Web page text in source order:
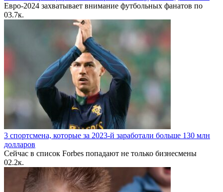
Евро-2024 захватывает внимание футбольных фанатов по
03.7к.
3 спортсмена, которые за 2023-й заработали больше 130 млн
долларов
Сейчас в список Forbes попадают не только бизнесмены
02.2к.